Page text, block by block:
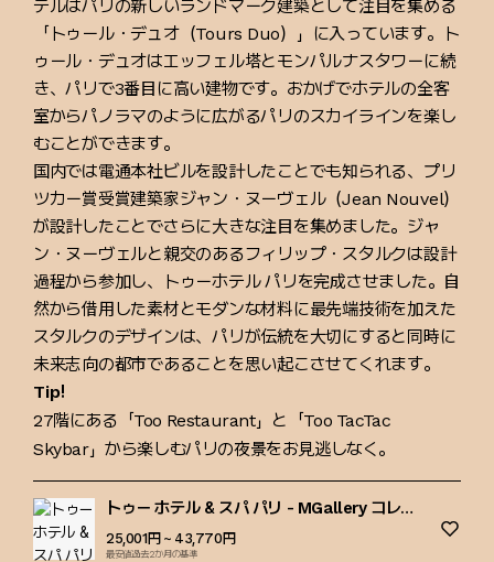
テルはパリの新しいランドマーク建築として注目を集める
「トゥール・デュオ（Tours Duo）」に入っています。ト
ゥール・デュオはエッフェル塔とモンパルナスタワーに続
き、パリで3番目に高い建物です。おかげでホテルの全客
室からパノラマのように広がるパリのスカイラインを楽し
むことができます。
国内では電通本社ビルを設計したことでも知られる、プリ
ツカー賞受賞建築家ジャン・ヌーヴェル（Jean Nouvel）
が設計したことでさらに大きな注目を集めました。ジャ
ン・ヌーヴェルと親交のあるフィリップ・スタルクは設計
過程から参加し、トゥーホテル パリを完成させました。自
然から借用した素材とモダンな材料に最先端技術を加えた
スタルクのデザインは、パリが伝統を大切にすると同時に
未来志向の都市であることを思い起こさせてくれます。
Tip!
27階にある「Too Restaurant」と「Too TacTac
Skybar」から楽しむパリの夜景をお見逃しなく。
トゥー ホテル & スパ パリ - MGallery コレク
ション
25,001円 ~ 43,770円
最安値過去2か月の基準